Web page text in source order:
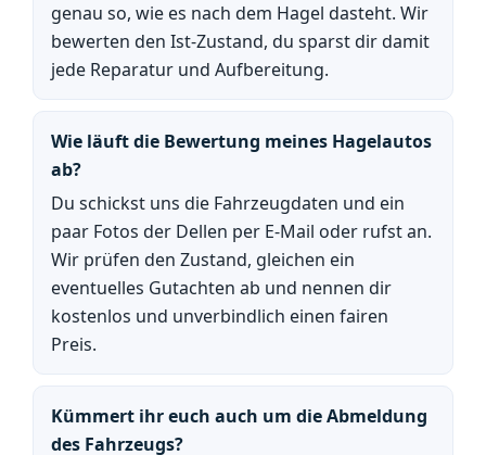
genau so, wie es nach dem Hagel dasteht. Wir
bewerten den Ist-Zustand, du sparst dir damit
jede Reparatur und Aufbereitung.
Wie läuft die Bewertung meines Hagelautos
ab?
Du schickst uns die Fahrzeugdaten und ein
paar Fotos der Dellen per E-Mail oder rufst an.
Wir prüfen den Zustand, gleichen ein
eventuelles Gutachten ab und nennen dir
kostenlos und unverbindlich einen fairen
Preis.
Kümmert ihr euch auch um die Abmeldung
des Fahrzeugs?